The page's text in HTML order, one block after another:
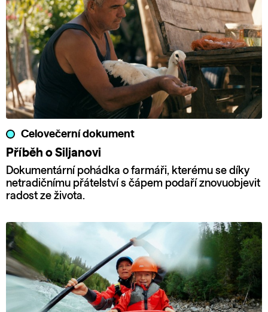
Celovečerní dokument
Příběh o Siljanovi
Dokumentární pohádka o farmáři, kterému se díky
netradičnímu přátelství s čápem podaří znovuobjevit
radost ze života.